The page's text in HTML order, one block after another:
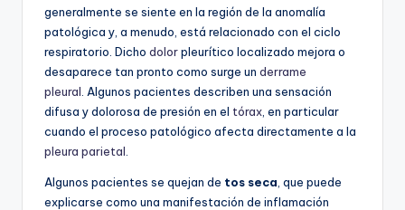
generalmente se siente en la región de la anomalía
patológica y, a menudo, está relacionado con el ciclo
respiratorio. Dicho dolorpleurítico localizado mejora o
desaparece tan pronto como surge un derrame
pleural Algunos pacientes describen una sensación
difusa y dolorosa de presión en el tórax , en particular
cuando el proceso patológico afecta directamente a la
pleura parietal
Algunos pacientes se quejan de tos seca , que puede
explicarse como una manifestación de inflamación